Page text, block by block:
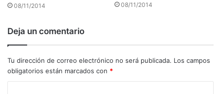
08/11/2014 08/11/2014
Deja un comentario
Tu dirección de correo electrónico no será publicada. Los campos
obligatorios están marcados con *